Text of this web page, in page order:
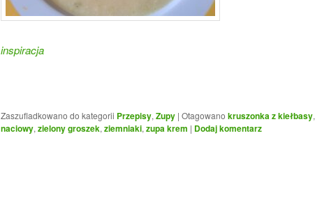
inspiracja
Zaszufladkowano do kategorii Przepisy, Zupy | Otagowano kruszonka z kiełbasy,
naciowy, zielony groszek, ziemniaki, zupa krem | Dodaj komentarz